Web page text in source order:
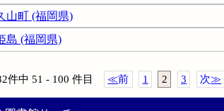
山町 (福岡県)
島 (福岡県)
件中 51 - 100 件目 ≪前 1 2 3 次≫